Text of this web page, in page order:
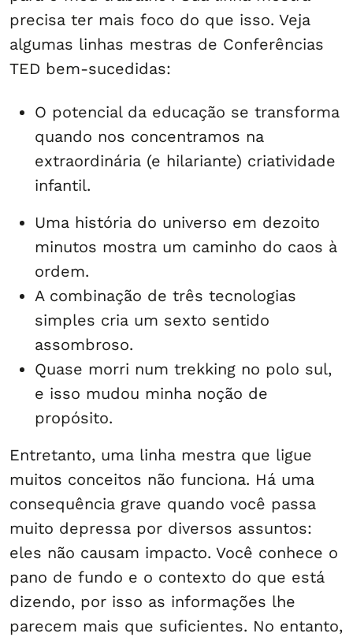
precisa ter mais foco do que isso. Veja
algumas linhas mestras de Conferências
TED bem-sucedidas:
O potencial da educação se transforma
quando nos concentramos na
extraordinária (e hilariante) criatividade
infantil.
Uma história do universo em dezoito
minutos mostra um caminho do caos à
ordem.
A combinação de três tecnologias
simples cria um sexto sentido
assombroso.
Quase morri num trekking no polo sul,
e isso mudou minha noção de
propósito.
Entretanto, uma linha mestra que ligue
muitos conceitos não funciona. Há uma
consequência grave quando você passa
muito depressa por diversos assuntos:
eles não causam impacto. Você conhece o
pano de fundo e o contexto do que está
dizendo, por isso as informações lhe
parecem mais que suficientes. No entanto,